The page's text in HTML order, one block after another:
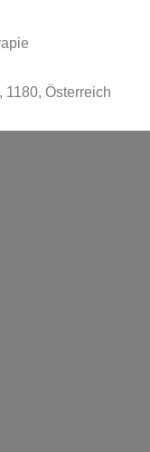
1180, Österreich